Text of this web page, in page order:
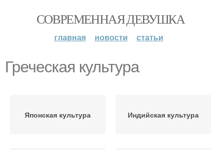
СОВРЕМЕННАЯ ДЕВУШКА
главная новости статьи
Греческая культура
Японская культура Индийская культура